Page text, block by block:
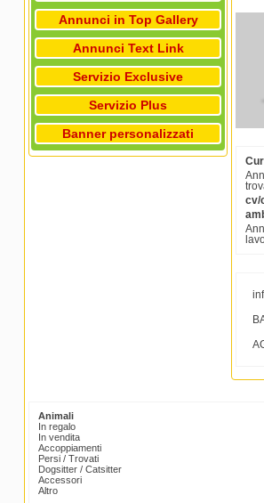
Annunci in Top Gallery
Annunci Text Link
Servizio Exclusive
Servizio Plus
Banner personalizzati
cv/
Animali
In regalo
In vendita
Accoppiamenti
Persi / Trovati
Dogsitter / Catsitter
Accessori
Altro